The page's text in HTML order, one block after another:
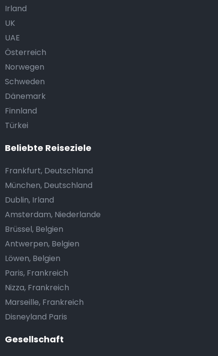
Gesellschaft
Irland
UK
UAE
Österreich
Norwegen
Schweden
Dänemark
Finnland
Türkei
Beliebte Reiseziele
Frankfurt, Deutschland
München, Deutschland
Dublin, Irland
Amsterdam, Niederlande
Brüssel, Belgien
Antwerpen, Belgien
Löwen, Belgien
Paris, Frankreich
Nizza, Frankreich
Marseille, Frankreich
Disneyland Paris